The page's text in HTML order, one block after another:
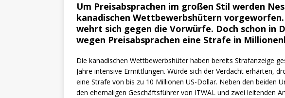
Um Preisabsprachen im großen Stil werden
kanadischen Wettbewerbshütern
wehrt sich gegen die Vorwürfe. Doch schon in
wegen Preisabsprachen eine Strafe in
Die kanadischen Wettbewerbshüter haben bereits Strafanzeige
Jahre intensive Ermittlungen. Würde sich der Verdacht erhärten,
eine Strafe von bis zu 10 Millionen US-Dollar. Neben den beiden
den ehemaligen Geschäftsführer von ITWAL und zwei leitenden